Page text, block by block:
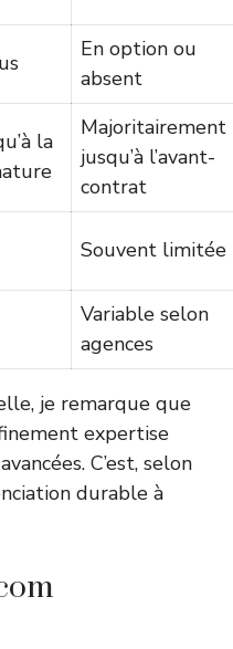
En option ou
absent
la
Majoritairement
jusqu’à l’avant-
contrat
Souvent limitée
Variable selon
agences
je remarque que
expertise
C’est, selon
durable à